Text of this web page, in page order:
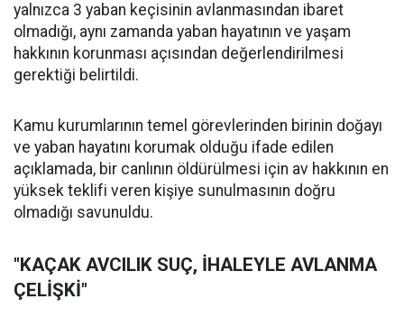
yalnızca 3 yaban keçisinin avlanmasından ibaret
olmadığı, aynı zamanda yaban hayatının ve yaşam
hakkının korunması açısından değerlendirilmesi
gerektiği belirtildi.
Kamu kurumlarının temel görevlerinden birinin doğayı
ve yaban hayatını korumak olduğu ifade edilen
açıklamada, bir canlının öldürülmesi için av hakkının en
yüksek teklifi veren kişiye sunulmasının doğru
olmadığı savunuldu.
"KAÇAK AVCILIK SUÇ, İHALEYLE AVLANMA
ÇELİŞKİ"